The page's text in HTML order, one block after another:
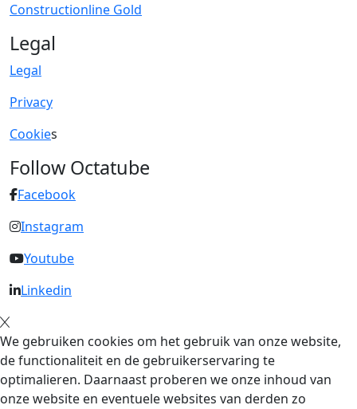
Constructionline Gold
Legal
Legal
Privacy
Cookies
Follow Octatube
Facebook
Instagram
Youtube
Linkedin
We gebruiken cookies om het gebruik van onze website,
de functionaliteit en de gebruikerservaring te
optimalieren. Daarnaast proberen we onze inhoud van
onze website en eventuele websites van derden zo